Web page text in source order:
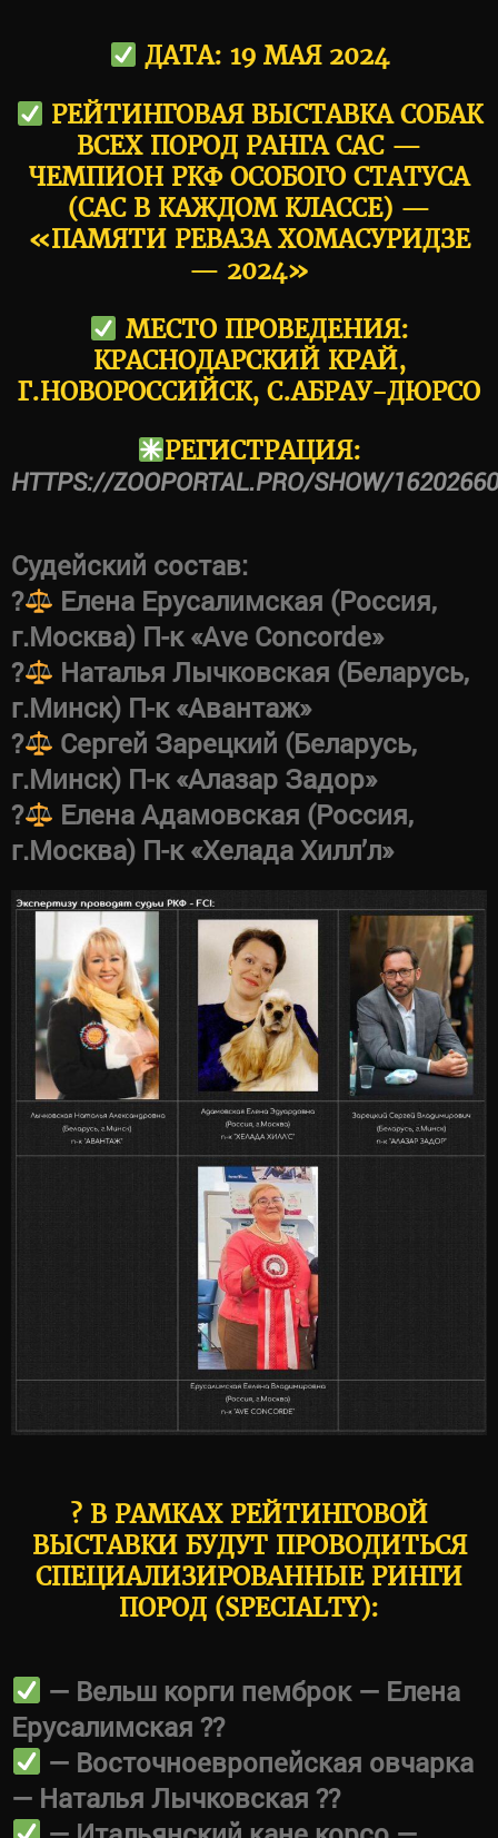
ДАТА: 19 МАЯ 2024
РЕЙТИНГОВАЯ ВЫСТАВКА СОБАК
ВСЕХ ПОРОД РАНГА САС —
ЧЕМПИОН РКФ ОСОБОГО СТАТУСА
(САС В КАЖДОМ КЛАССЕ) —
«ПАМЯТИ РЕВАЗА ХОМАСУРИДЗЕ
— 2024»
МЕСТО ПРОВЕДЕНИЯ:
КРАСНОДАРСКИЙ КРАЙ,
Г.НОВОРОССИЙСК, С.АБРАУ-ДЮРСО
РЕГИСТРАЦИЯ:
HTTPS://ZOOPORTAL.PRO/SHOW/
Судейский состав:
?‍
Елена Ерусалимская (Россия,
г.Москва) П-к «Ave Concorde»
?‍
Наталья Лычковская (Беларусь,
г.Минск) П-к «Авантаж»
?‍
Сергей Зарецкий (Беларусь,
г.Минск) П-к «Алазар Задор»
?‍
Елена Адамовская (Россия,
г.Москва) П-к «Хелада Хилл’л»
? В РАМКАХ РЕЙТИНГОВОЙ
ВЫСТАВКИ БУДУТ ПРОВОДИТЬСЯ
СПЕЦИАЛИЗИРОВАННЫЕ РИНГИ
ПОРОД (SPECIALTY):
— Вельш корги пемброк — Елена
Ерусалимская ??
— Восточноевропейская овчарка
— Наталья Лычковская ??